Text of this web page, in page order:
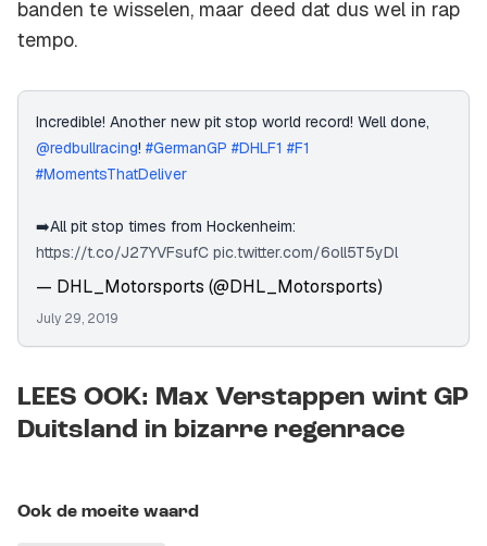
banden te wisselen, maar deed dat dus wel in rap
tempo.
Incredible! Another new pit stop world record! Well done,
@redbullracing! #GermanGP #DHLF1 #F1
#MomentsThatDeliver
➡️All pit stop times from Hockenheim:
https://t.co/J27YVFsufC pic.twitter.com/6oll5T5yDl
— DHL_Motorsports (@DHL_Motorsports)
July 29, 2019
LEES OOK: Max Verstappen wint GP
Duitsland in bizarre regenrace
Ook de moeite waard